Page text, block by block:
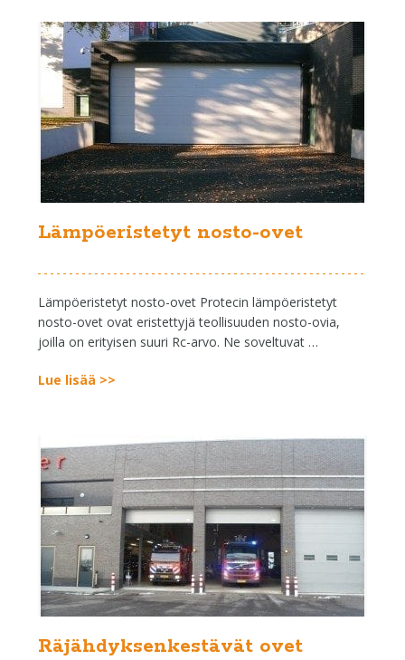
Lämpöeristetyt nosto-ovet
Lämpöeristetyt nosto-ovet Protecin lämpöeristetyt
nosto-ovet ovat eristettyjä teollisuuden nosto-ovia,
joilla on erityisen suuri Rc-arvo. Ne soveltuvat …
Lue lisää >>
Räjähdyksenkestävät ovet